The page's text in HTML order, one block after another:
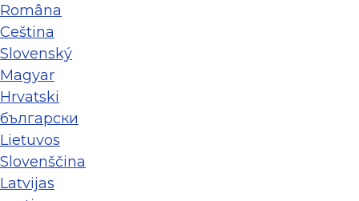
Româna
Ceština
Slovenský
Magyar
Hrvatski
български
Lietuvos
Slovenščina
Latvijas